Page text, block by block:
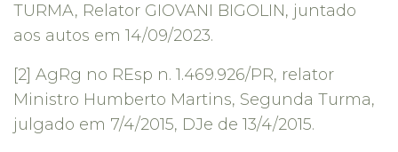
TURMA, Relator GIOVANI BIGOLIN, juntado
aos autos em 14/09/2023.
[2] AgRg no REsp n. 1.469.926/PR, relator
Ministro Humberto Martins, Segunda Turma,
julgado em 7/4/2015, DJe de 13/4/2015.